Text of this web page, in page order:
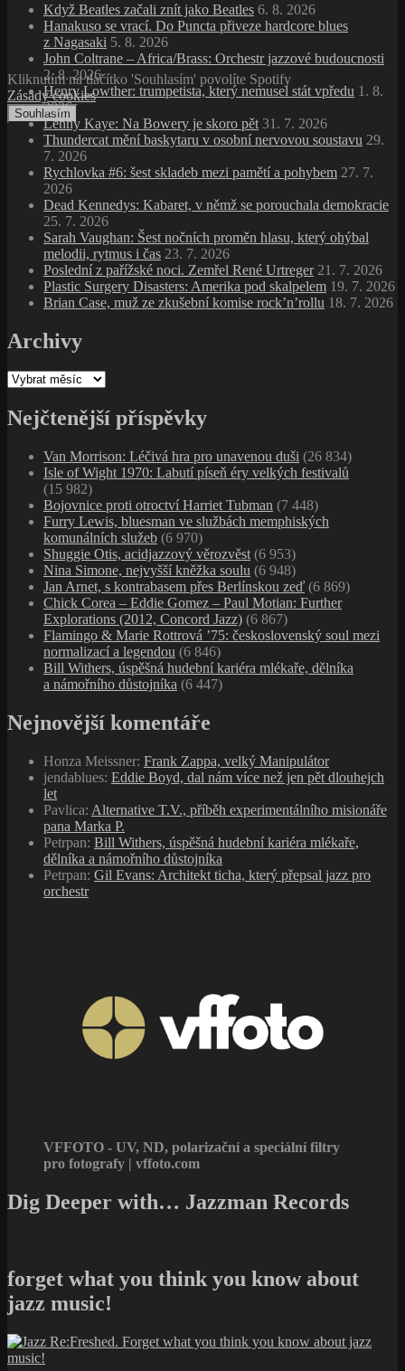
Kliknutím na tlačítko 'Souhlasím' povolíte Spotify
Zásady cookies
Souhlasím
Když Beatles začali znít jako Beatles 6. 8. 2026
Hanakuso se vrací. Do Puncta přiveze hardcore blues
z Nagasaki 5. 8. 2026
John Coltrane – Africa/Brass: Orchestr jazzové budoucnosti
2. 8. 2026
Henry Lowther: trumpetista, který nemusel stát vpředu 1. 8.
2026
Lenny Kaye: Na Bowery je skoro pět 31. 7. 2026
Thundercat mění baskytaru v osobní nervovou soustavu 29.
7. 2026
Rychlovka #6: šest skladeb mezi pamětí a pohybem 27. 7.
2026
Dead Kennedys: Kabaret, v němž se porouchala demokracie
25. 7. 2026
Sarah Vaughan: Šest nočních proměn hlasu, který ohýbal
melodii, rytmus i čas 23. 7. 2026
Poslední z pařížské noci. Zemřel René Urtreger 21. 7. 2026
Plastic Surgery Disasters: Amerika pod skalpelem 19. 7. 2026
Brian Case, muž ze zkušební komise rock’n’rollu 18. 7. 2026
Archivy
Archivy
Nejčtenější příspěvky
Van Morrison: Léčivá hra pro unavenou duši (26 834)
Isle of Wight 1970: Labutí píseň éry velkých festivalů
(15 982)
Bojovnice proti otroctví Harriet Tubman (7 448)
Furry Lewis, bluesman ve službách memphiských
komunálních služeb (6 970)
Shuggie Otis, acidjazzový věrozvěst (6 953)
Nina Simone, nejvyšší kněžka soulu (6 948)
Jan Arnet, s kontrabasem přes Berlínskou zeď (6 869)
Chick Corea – Eddie Gomez – Paul Motian: Further
Explorations (2012, Concord Jazz) (6 867)
Flamingo & Marie Rottrová ’75: československý soul mezi
normalizací a legendou (6 846)
Bill Withers, úspěšná hudební kariéra mlékaře, dělníka
a námořního důstojníka (6 447)
Nejnovější komentáře
Honza Meissner: Frank Zappa, velký Manipulátor
jendablues: Eddie Boyd, dal nám více než jen pět dlouhejch
let
Pavlica: Alternative T.V., příběh experimentálního misionáře
pana Marka P.
Petrpan: Bill Withers, úspěšná hudební kariéra mlékaře,
dělníka a námořního důstojníka
Petrpan: Gil Evans: Architekt ticha, který přepsal jazz pro
orchestr
VFFOTO - UV, ND, polarizační a speciální filtry
pro fotografy | vffoto.com
Dig Deeper with… Jazzman Records
forget what you think you know about
jazz music!